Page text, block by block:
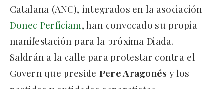
Catalana (ANC), integrados en la asociación
Donec Perficiam, han convocado su propia
manifestación para la próxima Diada.
Saldrán a la calle para protestar contra el
Govern que preside Pere Aragonés y los